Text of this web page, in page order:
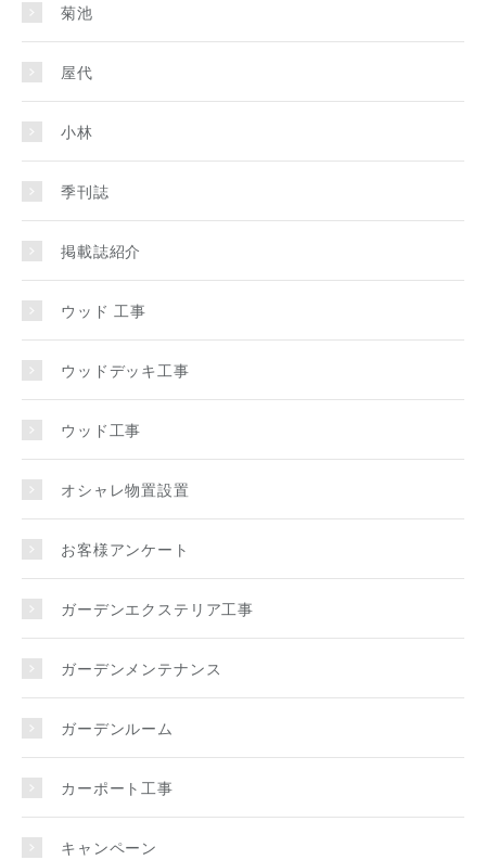
菊池
屋代
小林
季刊誌
掲載誌紹介
ウッド 工事
ウッドデッキ工事
ウッド工事
オシャレ物置設置
お客様アンケート
ガーデンエクステリア工事
ガーデンメンテナンス
ガーデンルーム
カーポート工事
キャンペーン